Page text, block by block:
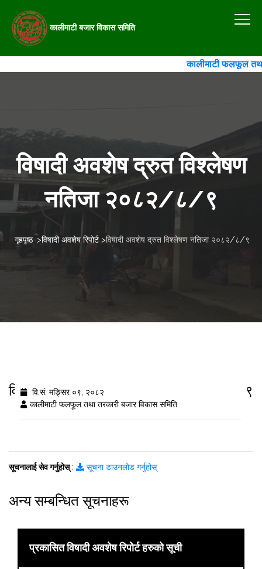
कालीमाटी बजार विकास समिति
कालीमाटी फलफूल तथा
विषादी अवशेष द्रुत विश्लेषण
नतिजा २०८२/८/९
गृहपृष्ठ >विषादी अवशेष रिपोर्ट>विषादी अवशेष द्रुत विश्लेषण नतिजा २०८२/८/९
विषादी अवशेष द्रुत विश्लेषण नतिजा २०८२/८/९
वि.सं. मङ्सिर ०९, २०८२
कालीमाटी फलफूल तथा तरकारी बजार विकास समिति
सूचनालाई सेव गर्नुहोस्: सूचना डाउनलोड गर्नुहोस्
अन्य सम्बन्धित सूचनाहरू
प्रकासित विषादी अवशेष रिपोर्ट हरुको सूची